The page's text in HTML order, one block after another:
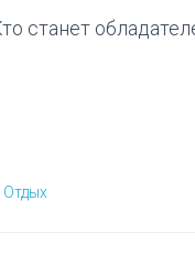
станет
Отдых